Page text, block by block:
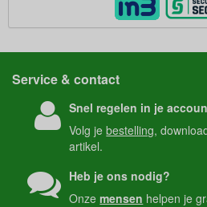
Service & contact
Snel regelen in je
Volg jebestelling,
artikel.
Heb je ons nodig?
Onzemensen helpen je